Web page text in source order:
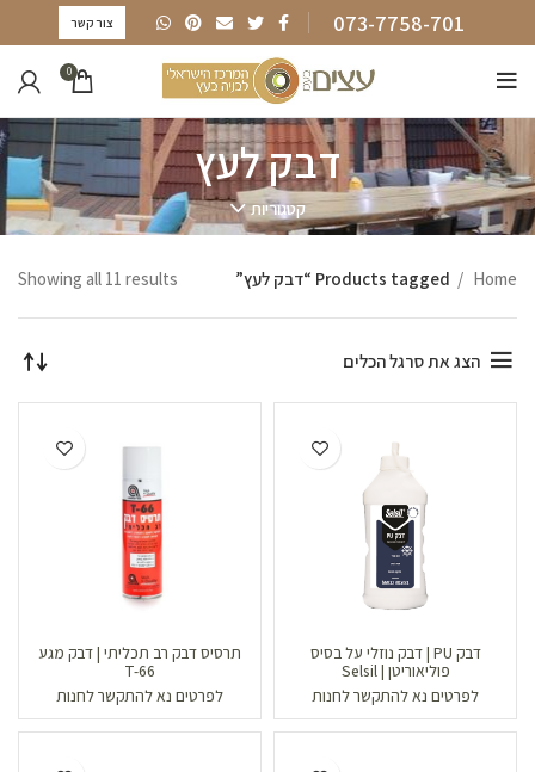
073-7758-701 צור קשר
0
דבק לעץ
קטגוריות
Home Products tagged “דבק לעץ” Showing all 11 results
הצג את סרגל הכלים
דבק PU | דבק נוזלי על בסיס
פוליאוריטן | Selsil
לפרטים נא להתקשר לחנות
תרסיס דבק רב תכליתי | דבק מגע
T-66
לפרטים נא להתקשר לחנות